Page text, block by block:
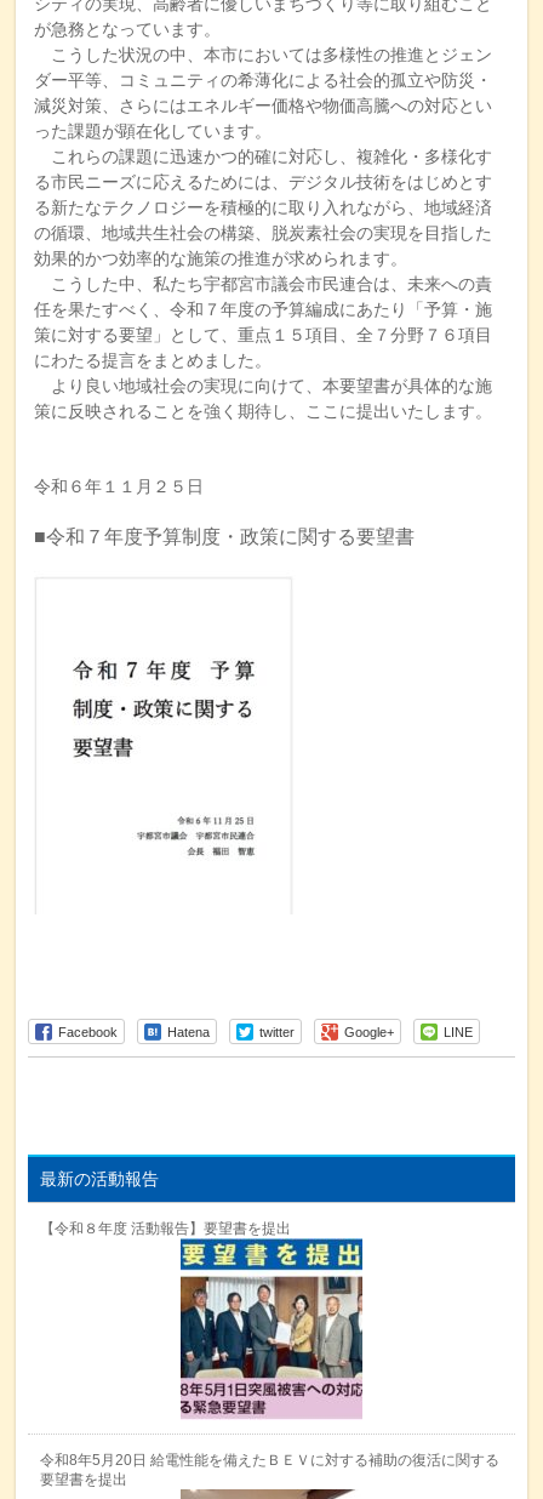
が急務となっています。
こうした状況の中、本市においては多様性の推進とジェン
ダー平等、コミュニティの希薄化による社会的孤立や防災・
減災対策、さらにはエネルギー価格や物価高騰への対応とい
った課題が顕在化しています。
これらの課題に迅速かつ的確に対応し、複雑化・多様化す
る市民ニーズに応えるためには、デジタル技術をはじめとす
る新たなテクノロジーを積極的に取り入れながら、地域経済
の循環、地域共生社会の構築、脱炭素社会の実現を目指した
効果的かつ効率的な施策の推進が求められます。
こうした中、私たち宇都宮市議会市民連合は、未来への責
任を果たすべく、令和７年度の予算編成にあたり「予算・施
策に対する要望」として、重点１５項目、全７分野７６項目
にわたる提言をまとめました。
より良い地域社会の実現に向けて、本要望書が具体的な施
策に反映されることを強く期待し、ここに提出いたします。
令和６年１１月２５日
■令和７年度予算制度・政策に関する要望書
Facebook Hatena twitter Google+ LINE
最新の活動報告
【令和８年度 活動報告】要望書を提出
令和8年5月20日 給電性能を備えたＢＥＶに対する補助の復活に関する
要望書を提出